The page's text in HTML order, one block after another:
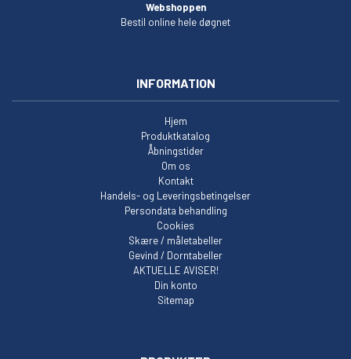
Webshoppen
Bestil online hele døgnet
INFORMATION
Hjem
Produktkatalog
Åbningstider
Om os
Kontakt
Handels- og Leveringsbetingelser
Persondata behandling
Cookies
Skære / måletabeller
Gevind / Dorntabeller
AKTUELLE AVISER!
Din konto
Sitemap